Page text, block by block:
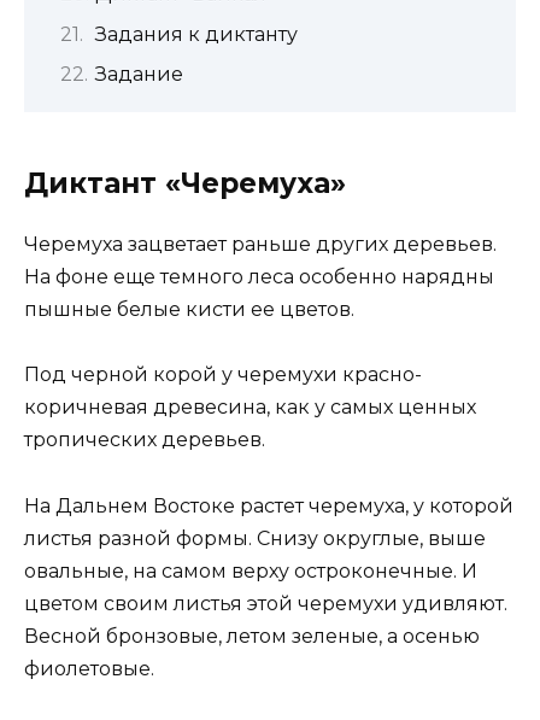
Задания к диктанту
Задание
Диктант «Черемуха»
Черемуха зацветает раньше других деревьев.
На фоне еще темного леса особенно нарядны
пышные белые кисти ее цветов.
Под черной корой у черемухи красно-
коричневая древесина, как у самых ценных
тропических деревьев.
На Дальнем Востоке растет черемуха, у которой
листья разной формы. Снизу округлые, выше
овальные, на самом верху остроконечные. И
цветом своим листья этой черемухи удивляют.
Весной бронзовые, летом зеленые, а осенью
фиолетовые.